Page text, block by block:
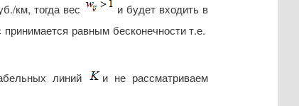
км, тогда вес
и будет входить в
равным бесконечности т.е.
линий
и не рассматриваем